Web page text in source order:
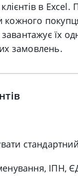
в Excel.
кожного
їх
замовлень.
ІПН,